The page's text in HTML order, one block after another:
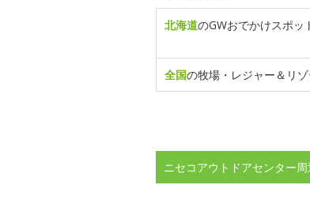
北海道のGWおでかけスポッ
全国の牧場・レジャー＆リ
ニセコアウトドアセンター